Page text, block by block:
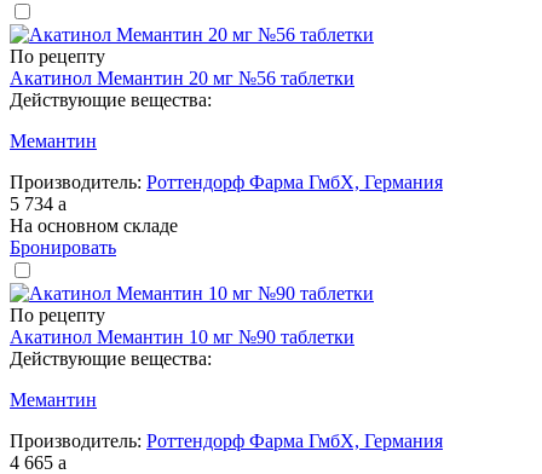
По рецепту
Акатинол Мемантин 20 мг №56 таблетки
Действующие вещества:
Мемантин
Производитель: Роттендорф Фарма ГмбХ, Германия
5 734 a
На основном складе
Бронировать
По рецепту
Акатинол Мемантин 10 мг №90 таблетки
Действующие вещества:
Мемантин
Производитель: Роттендорф Фарма ГмбХ, Германия
4 665 a